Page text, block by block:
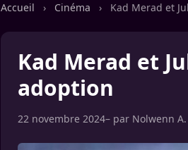
Accueil › Cinéma › Kad Merad et
Kad Merad et
adoption
22 novembre 2024– par Nolwenn